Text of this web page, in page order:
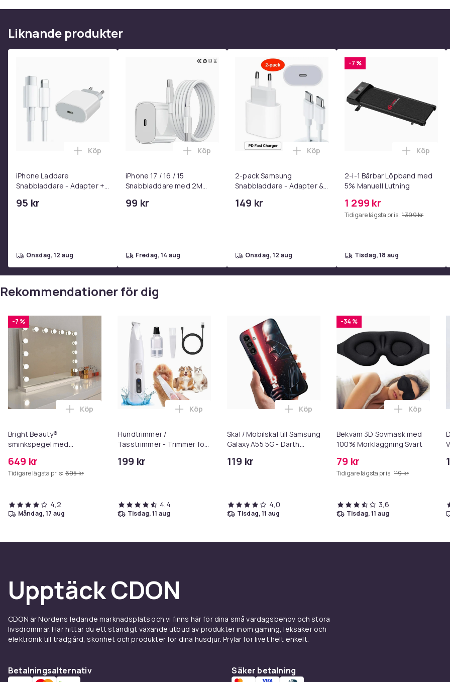
Liknande produkter
iPhone Laddare
Snabbladdare - Adapter +
C 2m
95 kr
Lägg till iPhone Laddare Snabbladdare - Adapter + Kabel 25W lightning - USB-C 2m i varukorgen
Köp
onsdag, 12 aug
iPhone 17 / 16 / 15
Snabbladdare med 2M
99 kr
Lägg till iPhone 17 / 16 / 15 Snabbladdare med 2M USB-C till USB-C
Köp
fredag, 14 aug
2-pack Samsung
Snabbladdare - Adapter &
149 kr
Lägg till 2-pack Samsung
Köp
onsdag, 12 aug
-7 %
2-i-1 Bärbar Löpband med
5% Manuell Lutning
1 299 kr
Tidigare lägsta pris: 1 399 kr
Lägg till
Köp
tisdag, 18 aug
Rekommendationer för dig
-7 %
Bright Beauty®
sminkspegel med
Hollywoodspegel – 58×46
cm – 15 LED-lampor – 3
laddningsport – Vit
649 kr
Tidigare lägsta pris: 695 kr
Lägg till Bright Beauty® sminkspegel med belysning – Hollywoodspegel – 58×46 cm – 15 LED-lampor
Köp
4,2
måndag, 17 aug
Hundtrimmer /
Tasstrimmer - Trimmer för
199 kr
Lägg till Hundtrimmer / Tasstrimmer - Trimmer för tassar i varukorgen
Köp
4,4
tisdag, 11 aug
Skal / Mobilskal till Samsung
Galaxy A55 5G - Darth
119 kr
Lägg till Skal / Mobilskal till Samsung
Köp
4,0
tisdag, 11 aug
-34 %
Bekväm 3D Sovmask med
100% Mörkläggning Svart
79 kr
Tidigare lägsta pris: 119 kr
Lägg till
Köp
3,6
tisdag, 11 aug
Upptäck CDON
CDON är Nordens ledande marknadsplats och vi finns här för dina små vardagsbehov och stora
livsdrömmar. Här hittar du ett ständigt växande utbud av produkter inom gaming, leksaker och
elektronik till trädgård, skönhet och produkter för dina husdjur. Prylar för livet helt enkelt.
Betalningsalternativ Säker betalning